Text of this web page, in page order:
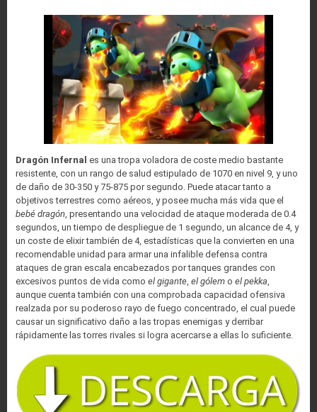
Dragón Infernal es una tropa voladora de coste medio bastante
resistente, con un rango de salud estipulado de 1070 en nivel 9, y uno
de daño de 30-350 y 75-875 por segundo. Puede atacar tanto a
objetivos terrestres como aéreos, y posee mucha más vida que el
bebé dragón , presentando una velocidad de ataque moderada de 0.4
segundos, un tiempo de despliegue de 1 segundo, un alcance de 4, y
un coste de elixir también de 4, estadísticas que la convierten en una
recomendable unidad para armar una infalible defensa contra
ataques de gran escala encabezados por tanques grandes con
excesivos puntos de vida como el gigante el gólem o el pekka
aunque cuenta también con una comprobada capacidad ofensiva
realzada por su poderoso rayo de fuego concentrado, el cual puede
causar un significativo daño a las tropas enemigas y derribar
rápidamente las torres rivales si logra acercarse a ellas lo suficiente.